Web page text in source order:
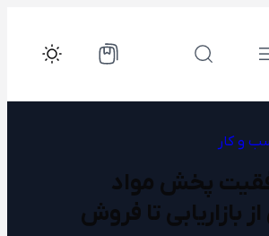
و کار
پخش مواد
بازاریابی تا فروش